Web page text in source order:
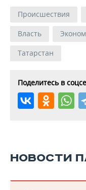
Происшествия
Власть
Татарстан
Поделитесь в
НОВОСТИ